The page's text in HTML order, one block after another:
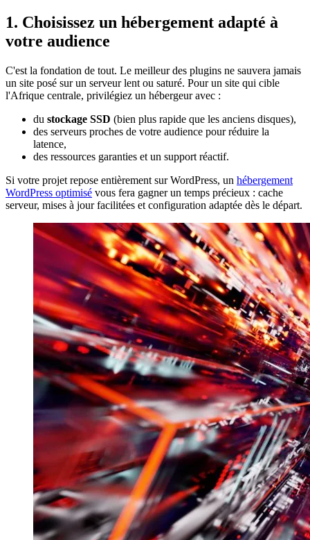
1. Choisissez un hébergement adapté à
votre audience
C'est la fondation de tout. Le meilleur des plugins ne sauvera jamais
un site posé sur un serveur lent ou saturé. Pour un site qui cible
l'Afrique centrale, privilégiez un hébergeur avec :
du stockage SSD (bien plus rapide que les anciens disques),
des serveurs proches de votre audience pour réduire la
latence,
des ressources garanties et un support réactif.
Si votre projet repose entièrement sur WordPress, un hébergement
WordPress optimisé vous fera gagner un temps précieux : cache
serveur, mises à jour facilitées et configuration adaptée dès le départ.